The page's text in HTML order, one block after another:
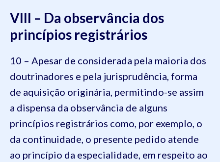
VIII – Da observância dos
princípios registrários
10 – Apesar de considerada pela maioria dos
doutrinadores e pela jurisprudência, forma
de aquisição originária, permitindo-se assim
a dispensa da observância de alguns
princípios registrários como, por exemplo, o
da continuidade, o presente pedido atende
ao princípio da especialidade, em respeito ao